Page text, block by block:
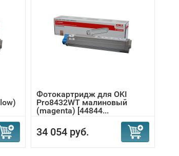
Фотокартридж для OKI
Pro8432WT малиновый
(magenta) [44844...
34 054 руб.